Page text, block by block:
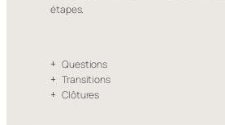
étapes.
+ Questions
+ Transitions
+ Clôtures